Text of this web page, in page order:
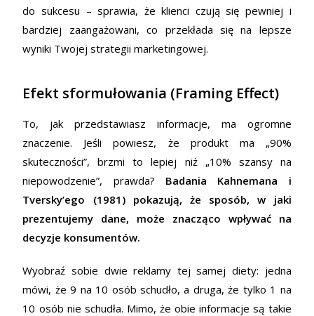
do sukcesu – sprawia, że klienci czują się pewniej i
bardziej zaangażowani, co przekłada się na lepsze
wyniki Twojej strategii marketingowej.
Efekt sformułowania (Framing Effect)
To, jak przedstawiasz informacje, ma ogromne
znaczenie. Jeśli powiesz, że produkt ma „90%
skuteczności”, brzmi to lepiej niż „10% szansy na
niepowodzenie”, prawda? Badania Kahnemana i
Tversky’ego (1981) pokazują, że sposób, w jaki
prezentujemy dane, może znacząco wpływać na
decyzje konsumentów.
Wyobraź sobie dwie reklamy tej samej diety: jedna
mówi, że 9 na 10 osób schudło, a druga, że tylko 1 na
10 osób nie schudła. Mimo, że obie informacje są takie